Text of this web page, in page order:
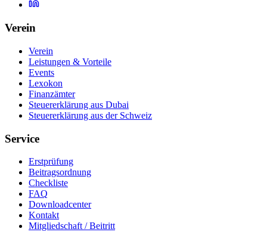
Verein
Verein
Leistungen & Vorteile
Events
Lexokon
Finanzämter
Steuererklärung aus Dubai
Steuererklärung aus der Schweiz
Service
Erstprüfung
Beitragsordnung
Checkliste
FAQ
Downloadcenter
Kontakt
Mitgliedschaft / Beitritt